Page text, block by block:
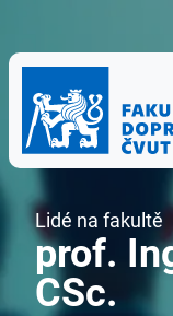
Lidé na fakultě
prof.
CSc.